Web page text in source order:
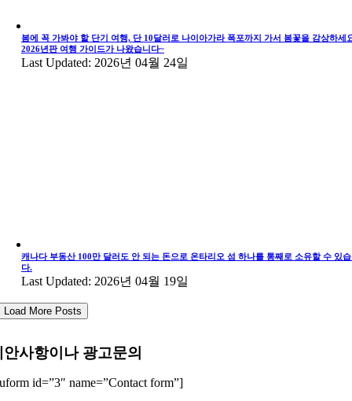
봄에 꼭 가봐야 할 단기 여행, 단 10달러로 나이아가라 폭포까지 가서 봄꽃을 감상하세
2026년판 여행 가이드가 나왔습니다~
Last Updated: 2026년 04월 24일
캐나다 부동산 100만 달러도 안 되는 돈으로 온타리오 섬 하나를 통째로 소유할 수 있
다.
Last Updated: 2026년 04월 19일
Load More Posts
안사항이나 광고문의
id=”3″ name=”Contact form”]